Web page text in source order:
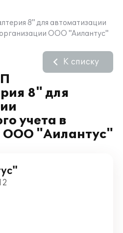
8" для автоматизации
организации ООО "Аилантус"
8" для
учета в
ООО "Аилантус"
К списку